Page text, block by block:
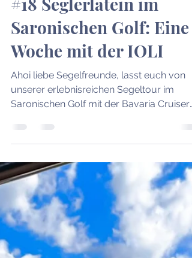
8. Juni 2024 2 Min. Lesezeit
Chartertörns
Saronischen Golf: Eine
Woche mit der IOLI
Ahoi liebe Segelfreunde, lasst euch von
unserer erlebnisreichen Segeltour im
Saronischen Golf mit der Bavaria Cruiser
46 "IOLI" mitreißen! Sieben Seebären,